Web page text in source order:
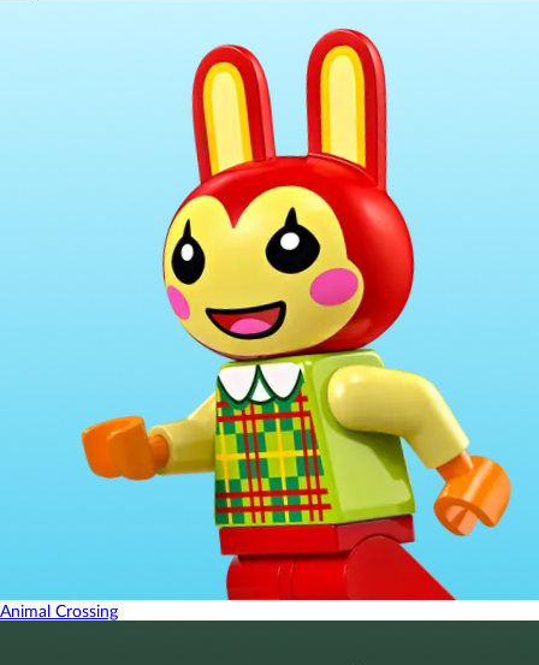
Animal Crossing